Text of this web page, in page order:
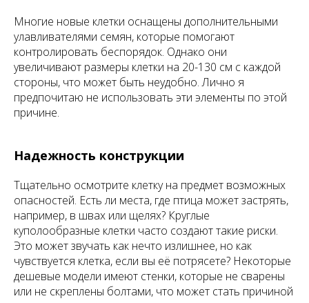
Многие новые клетки оснащены дополнительными
улавливателями семян, которые помогают
контролировать беспорядок. Однако они
увеличивают размеры клетки на 20-130 см с каждой
стороны, что может быть неудобно. Лично я
предпочитаю не использовать эти элементы по этой
причине.
Надежность конструкции
Тщательно осмотрите клетку на предмет возможных
опасностей. Есть ли места, где птица может застрять,
например, в швах или щелях? Круглые
куполообразные клетки часто создают такие риски.
Это может звучать как нечто излишнее, но как
чувствуется клетка, если вы её потрясете? Некоторые
дешевые модели имеют стенки, которые не сварены
или не скреплены болтами, что может стать причиной